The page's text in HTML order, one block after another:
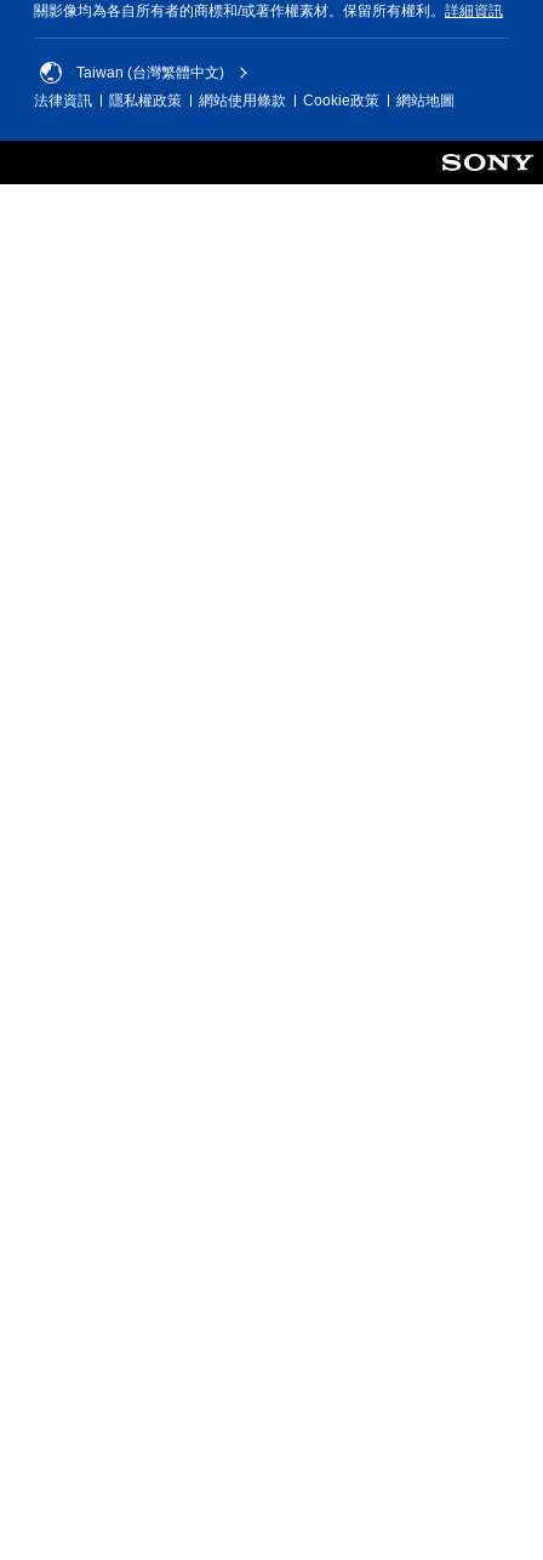
關影像均為各自所有者的商標和/或著作權素材。保留所有權利。 詳細資訊
Taiwan (台灣繁體中文)
法律資訊
隱私權政策 網站使用條款 Cookie政策 網站地圖